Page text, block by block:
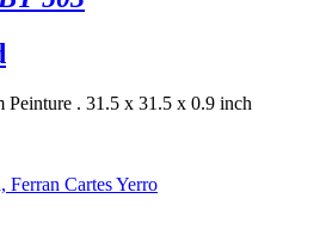
Peinture . 31.5 x 31.5 x 0.9 inch